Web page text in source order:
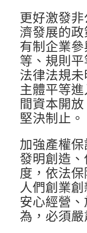
更好激發
濟發展的
有制企業
等、規則
法律法規
主體平等
間資本開
堅決制止。
加強產權
發明創造
度，依法
人們創業
安心經營
為，必須